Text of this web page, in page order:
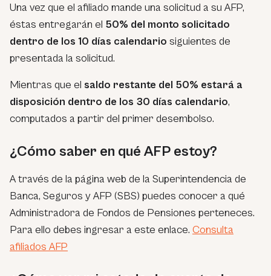
Una vez que el afiliado mande una solicitud a su AFP,
éstas entregarán el 50% del monto solicitado
dentro de los 10 días calendario siguientes de
presentada la solicitud.
Mientras que el saldo restante del 50% estará a
disposición dentro de los 30 días calendario,
computados a partir del primer desembolso.
¿Cómo saber en qué AFP estoy?
A través de la página web de la Superintendencia de
Banca, Seguros y AFP (SBS) puedes conocer a qué
Administradora de Fondos de Pensiones perteneces.
Para ello debes ingresar a este enlace. Consulta
afiliados AFP